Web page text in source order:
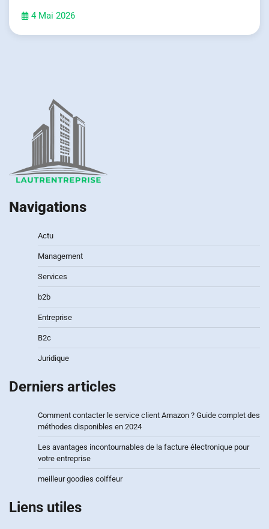
4 Mai 2026
Navigations
Actu
Management
Services
b2b
Entreprise
B2c
Juridique
Derniers articles
Comment contacter le service client Amazon ? Guide complet des
méthodes disponibles en 2024
Les avantages incontournables de la facture électronique pour
votre entreprise
meilleur goodies coiffeur
Liens utiles